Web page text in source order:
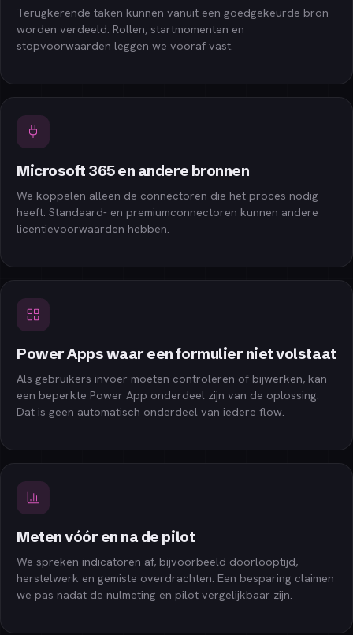
Terugkerende taken kunnen vanuit een goedgekeurde bron
worden verdeeld. Rollen, startmomenten en
stopvoorwaarden leggen we vooraf vast.
Microsoft 365 en andere bronnen
We koppelen alleen de connectoren die het proces nodig
heeft. Standaard- en premiumconnectoren kunnen andere
licentievoorwaarden hebben.
Power Apps waar een formulier niet volstaat
Als gebruikers invoer moeten controleren of bijwerken, kan
een beperkte Power App onderdeel zijn van de oplossing.
Dat is geen automatisch onderdeel van iedere flow.
Meten vóór en na de pilot
We spreken indicatoren af, bijvoorbeeld doorlooptijd,
herstelwerk en gemiste overdrachten. Een besparing claimen
we pas nadat de nulmeting en pilot vergelijkbaar zijn.